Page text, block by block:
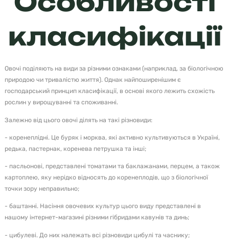
класифікації
Овочі поділяють на види за різними ознаками (наприклад, за біологічною
природою чи тривалістю життя). Однак найпоширенішим є
господарський принцип класифікації, в основі якого лежить схожість
рослин у вирощуванні та споживанні.
Залежно від цього овочі ділять на такі різновиди:
- коренеплідні. Це буряк і морква, які активно культивуються в Україні,
редька, пастернак, коренева петрушка та інші;
- пасльонові, представлені томатами та баклажанами, перцем, а також
картоплею, яку нерідко відносять до коренеплодів, що з біологічної
точки зору неправильно;
- баштанні. Насіння овочевих культур цього виду представлені в
нашому інтернет-магазині різними гібридами кавунів та динь;
- цибулеві. До них належать всі різновиди цибулі та часнику;